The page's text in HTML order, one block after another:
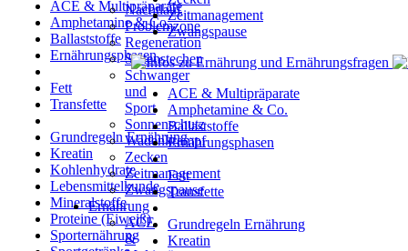
ACE & Multipräparate
Amphetamine & Co.
Ballaststoffe
Ernährungsphasen
Fett
Transfette
Grundregeln Ernährung
Kreatin
Kohlenhydrate
Lebensmittelkunde
Mineralstoffe
Proteine (Eiweiß)
Sporternährung
Nachtlauf
Problemzone
Regeneration
Seitenstechen
Schwanger
und
Sport
Sonnenschutz
Wadenkrampf
Zecken
Zeitmanagement
Zwangspause
Ernährung
ACE
&
Zeitmanagement
Zwangspause
ACE & Multipräparate
Amphetamine & Co.
Ballaststoffe
Ernährungsphasen
Fett
Transfette
Grundregeln Ernährung
Kreatin